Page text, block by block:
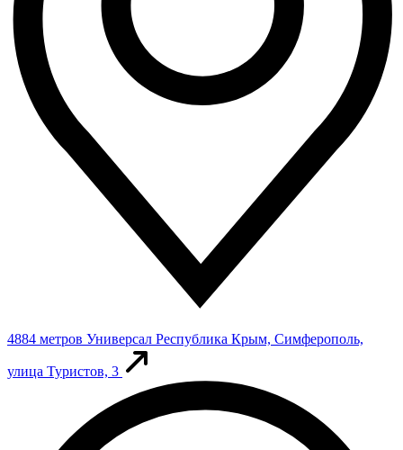
4884 метров Универсал Республика Крым, Симферополь,
улица Туристов, 3